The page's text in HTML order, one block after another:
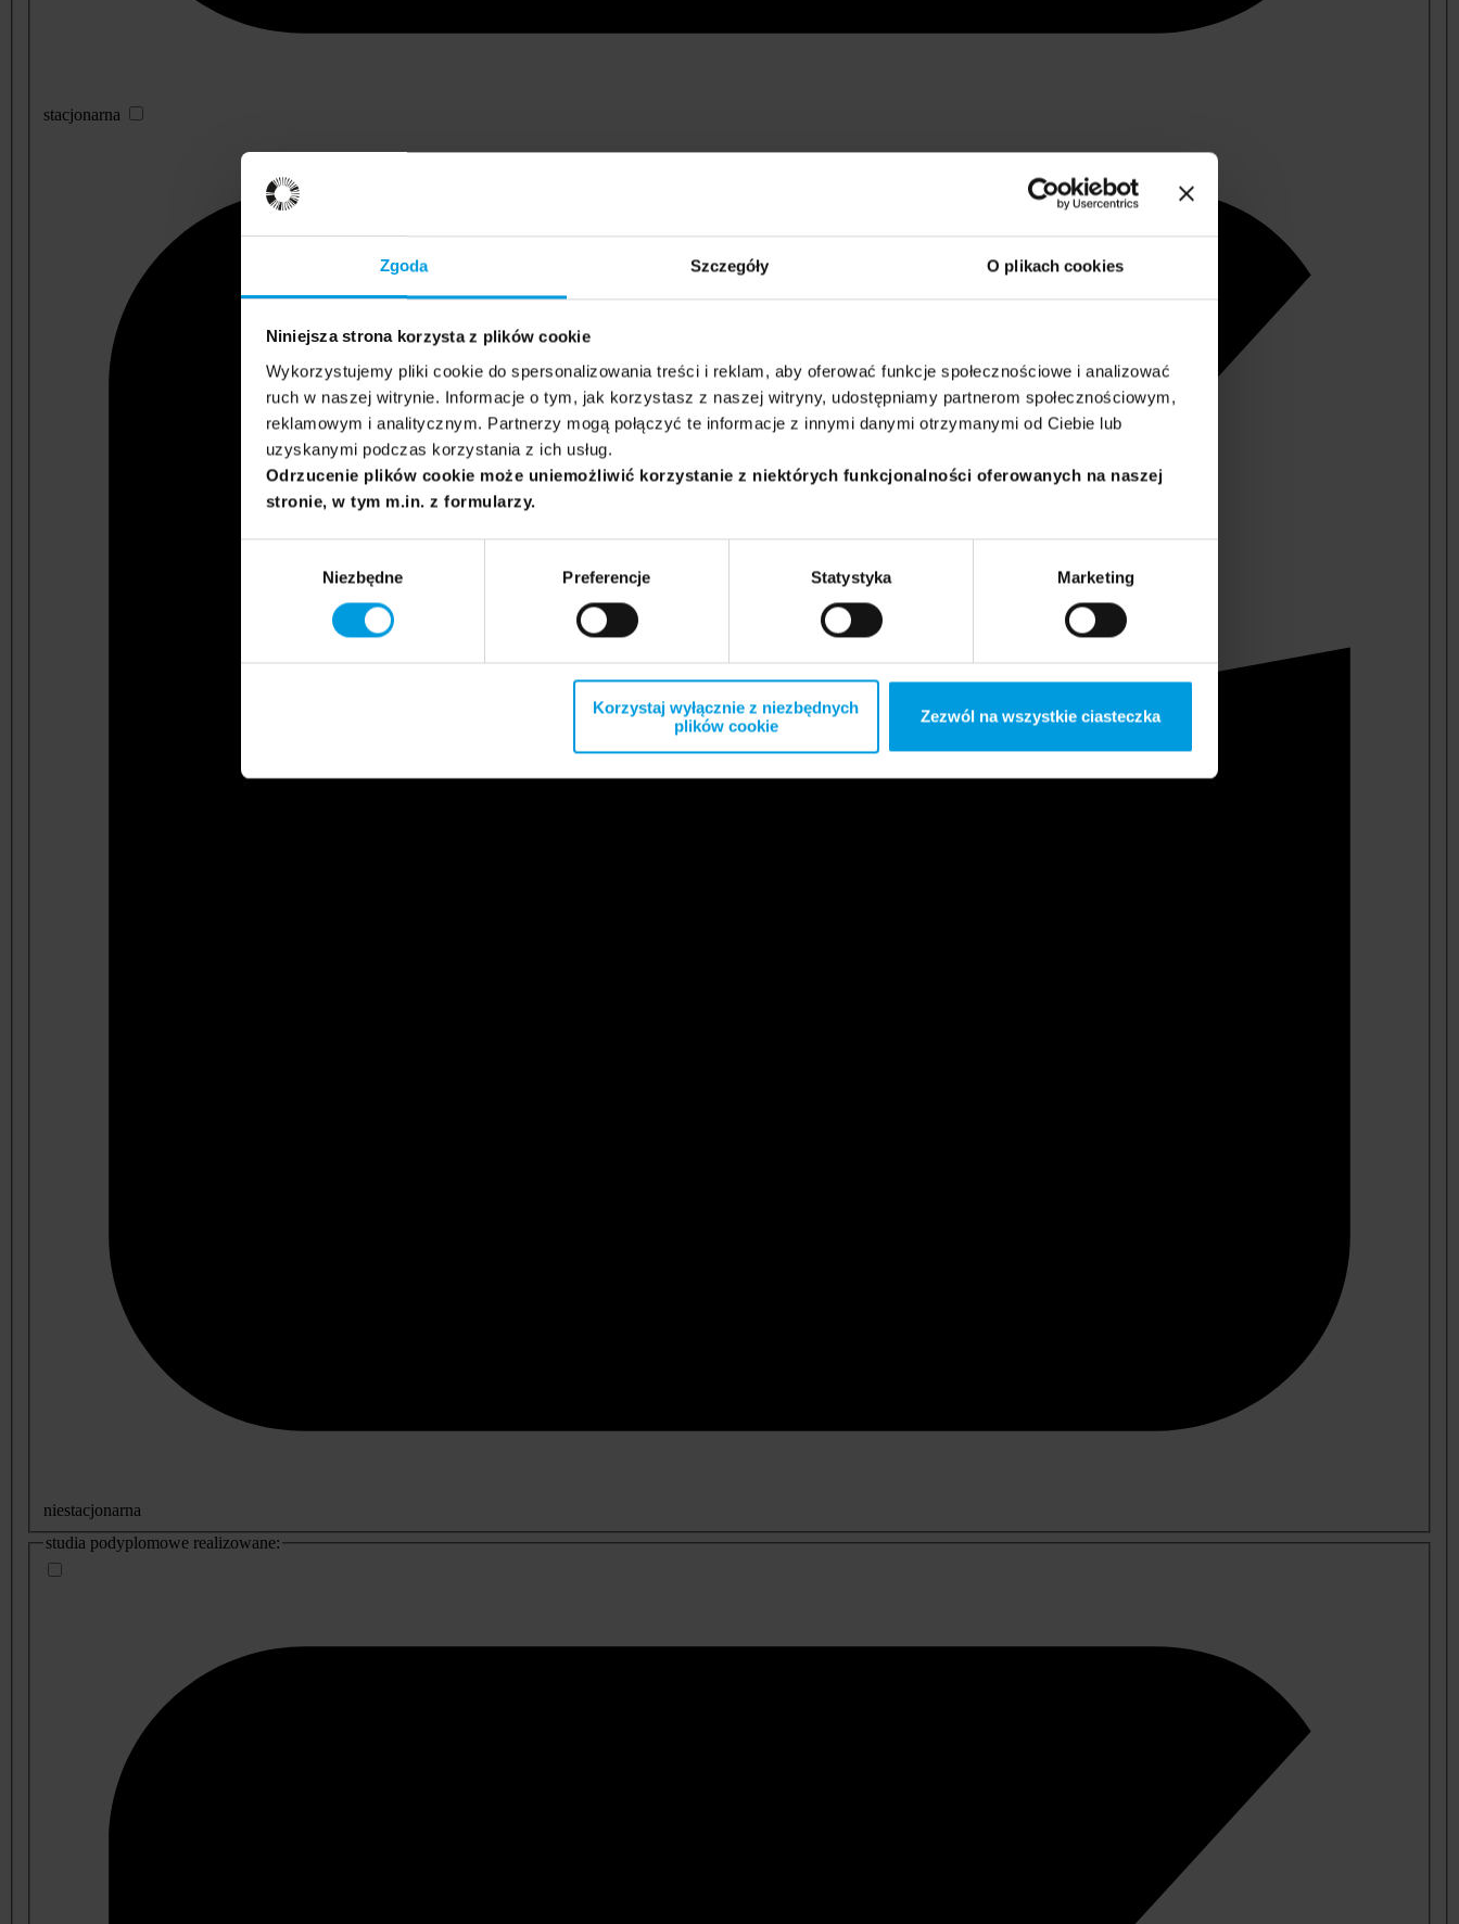
Zgoda Szczegóły O plikach cookies
Niniejsza strona korzysta z plików cookie
Wykorzystujemy pliki cookie do spersonalizowania treści i reklam, aby oferować funkcje społecznościowe i analizować
ruch w naszej witrynie. Informacje o tym, jak korzystasz z naszej witryny, udostępniamy partnerom społecznościowym,
reklamowym i analitycznym. Partnerzy mogą połączyć te informacje z innymi danymi otrzymanymi od Ciebie lub
uzyskanymi podczas korzystania z ich usług.
Odrzucenie plików cookie może uniemożliwić korzystanie z niektórych funkcjonalności oferowanych na naszej
stronie, w tym m.in. z formularzy.
Niezbędne Preferencje Statystyka Marketing
Korzystaj wyłącznie z niezbędnych
plików cookie
Zezwól na wszystkie ciasteczka
stacjonarna
niestacjonarna
studia podyplomowe realizowane: